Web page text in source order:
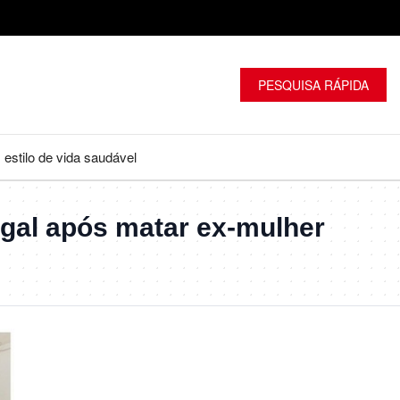
realizada
PESQUISA RÁPIDA
estilo de vida saudável
após matar ex-mulher